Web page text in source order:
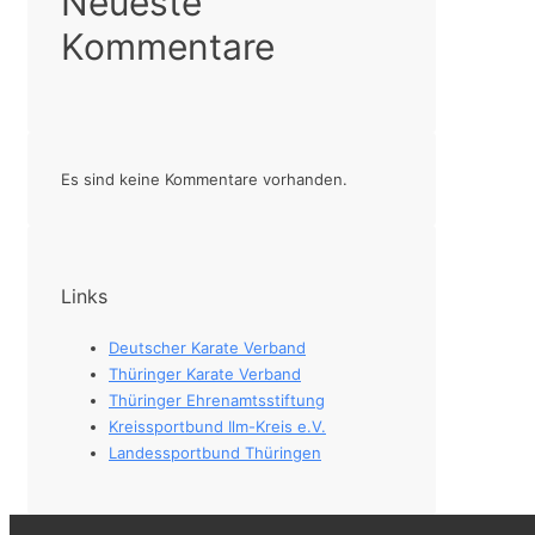
Kommentare
Es sind keine Kommentare vorhanden.
Links
Deutscher Karate Verband
Thüringer Karate Verband
Thüringer Ehrenamtsstiftung
Kreissportbund Ilm-Kreis e.V.
Landessportbund Thüringen